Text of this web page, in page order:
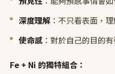
深度理解 ：不只看表面，
使命感 ：對於自己的目的
Fe + Ni 的獨特組合：